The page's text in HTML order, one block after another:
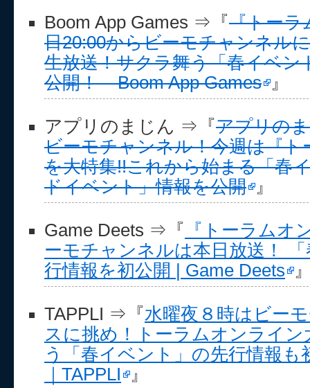
Boom App Games ⇒『『トーラ
日20:00からビーモチャンネル
生放送！サクラ舞う「春イベン
公開！ – Boom App Games
』
アプリのまじん ⇒『アプリの
ビーモチャンネル！今週は『
を大特集!!これから始まる「春
ドイベント」情報を公開
』
Game Deets ⇒『
『トーラムオ
ーモチャンネルは本日放送！
行情報を初公開 | Game Deets
TAPPLI ⇒『水曜夜８時はビー
スに挑め！トーラムオンライ
う「春イベント」の先行情報も
｜TAPPLI
』